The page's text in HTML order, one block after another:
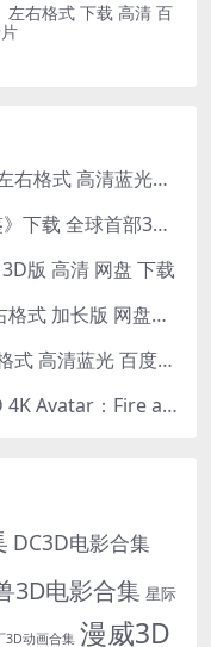
左右格式 下载 高清 百
3D电影《阿凡达2水之道》3D左右格式 高清蓝光原盘 网盘下载 中文配音 4K3DVR电影
3D电影《3D肉蒲团之极乐宝鉴》下载 全球首部3D限制级电影 网盘下载
版 高清 网盘 下载
3D电影《阿凡达》下载 3D左右格式 加长版 网盘下载
3D电影《变形金刚3》3D左右格式 高清蓝光 百度网盘+迅雷 下载 出屏国配字幕.国英双语
3D电影《阿凡达：火与烬》3D 4K Avatar：Fire and Ash 3D 左右格式 高清4K 电影 下载
DC3D电影合集
3D电影合集 星际
3D动画合集 漫威3D